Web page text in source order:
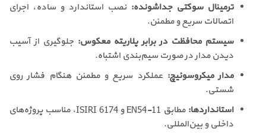
ترمینال سوکتی جداشونده: نصب استاندارد و ساده، اجرای
اتصالات سریع و مطمئن.
سیستم محافظت در برابر پلاریته معکوس: جلوگیری از آسیب
دیدن مدار در صورت سیم‌بندی اشتباه.
مدار میکروسوئیچ: عملکرد سریع و مطمئن هنگام فشار روی
شستی.
استانداردها:
مطابق EN54-11 و ISIRI 6174، مناسب پروژه‌های
داخلی و بین‌المللی.